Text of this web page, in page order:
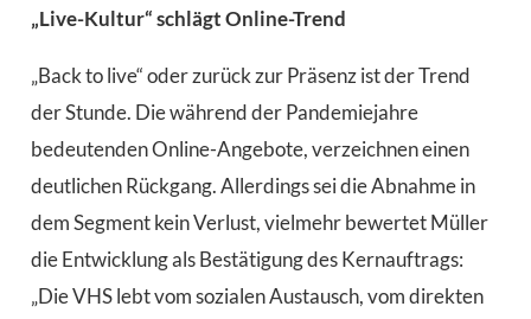
„Live-Kultur“ schlägt Online-Trend
„Back to live“ oder zurück zur Präsenz ist der Trend
der Stunde. Die während der Pandemiejahre
bedeutenden Online-Angebote, verzeichnen einen
deutlichen Rückgang. Allerdings sei die Abnahme in
dem Segment kein Verlust, vielmehr bewertet Müller
die Entwicklung als Bestätigung des Kernauftrags:
„Die VHS lebt vom sozialen Austausch, vom direkten